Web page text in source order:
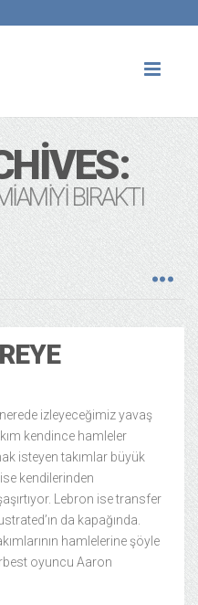
BIRAKTI
izleyeceğimiz yavaş
kendince hamleler
isteyen takımlar büyük
kendilerinden
Lebron ise transfer
da kapağında.
hamlelerine şöyle
oyuncu Aaron